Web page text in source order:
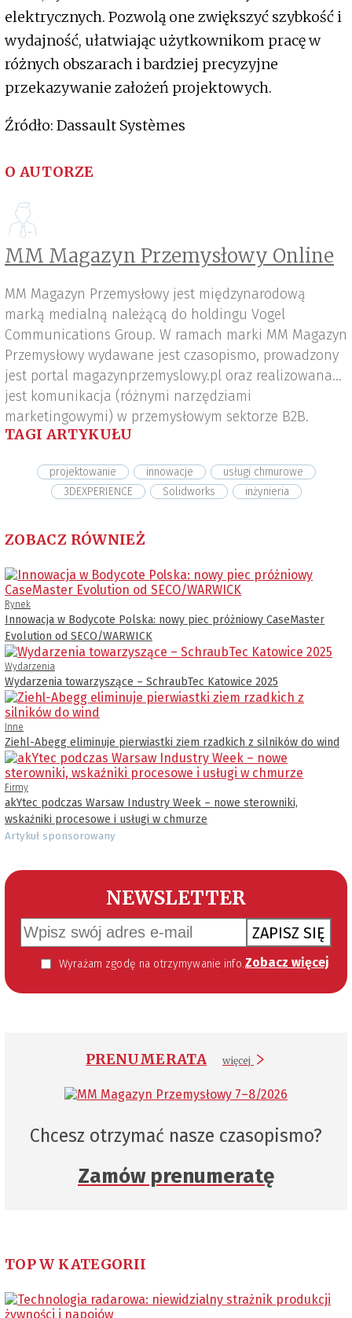
elektrycznych. Pozwolą one zwiększyć szybkość i
wydajność, ułatwiając użytkownikom pracę w
różnych obszarach i bardziej precyzyjne
przekazywanie założeń projektowych.
Źródło: Dassault Systèmes
O AUTORZE
MM Magazyn Przemysłowy Online
MM Magazyn Przemysłowy jest międzynarodową
marką medialną należącą do holdingu Vogel
Communications Group. W ramach marki MM Magazyn
Przemysłowy wydawane jest czasopismo, prowadzony
jest portal magazynprzemyslowy.pl oraz realizowana
jest komunikacja (różnymi narzędziami
marketingowymi) w przemysłowym sektorze B2B.
TAGI ARTYKUŁU
projektowanie innowacje
usługi chmurowe
3DEXPERIENCE
Solidworks inżynieria
ZOBACZ RÓWNIEŻ
Rynek
Innowacja w Bodycote Polska: nowy piec próżniowy CaseMaster
Evolution od SECO/WARWICK
Wydarzenia
Wydarzenia towarzyszące – SchraubTec Katowice 2025
Inne
Ziehl-Abegg eliminuje pierwiastki ziem rzadkich z silników do wind
Firmy
akYtec podczas Warsaw Industry Week – nowe sterowniki,
wskaźniki procesowe i usługi w chmurze
Artykuł sponsorowany
NEWSLETTER
ZAPISZ SIĘ
Wyrażam zgodę na otrzymywanie informacji handlowej kierowanej do mnie za pomocą środków komunikacji elektronicznej w szczególności poczty elektronicznej zgodnie z przepisem art. 10 ust 2 ustawy z dnia 18 lipca 2002 roku o świadczeniu usług drogą elektroniczną (Dz. U. 144 z 2002 r. poz. 1204). Zgoda jest dobrowolna, jednak jej wyrażenie jest konieczne, aby otrzymywać newsletter. Zobacz więcej
PRENUMERATA więcej
Chcesz otrzymać nasze czasopismo?
Zamów prenumeratę
TOP W KATEGORII